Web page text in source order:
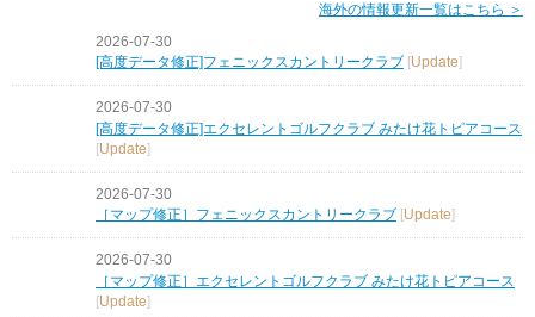
海外の情報更新一覧はこちら ＞
2026-07-30
[高度データ修正]フェニックスカントリークラブ
Update
2026-07-30
[高度データ修正]エクセレントゴルフクラブ みたけ花トピアコース
[Update]
2026-07-30
［マップ修正］フェニックスカントリークラブ [Update]
2026-07-30
［マップ修正］エクセレントゴルフクラブ みたけ花トピアコース
[Update]